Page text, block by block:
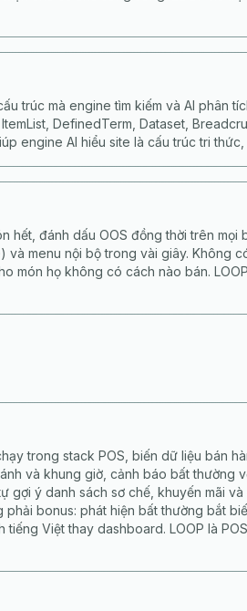
trúc mà engine tìm kiếm và AI phân
DefinedTerm, Dataset,
engine AI hiểu site là cấu trúc tri
hết, đánh dấu OOS đồng thời trên mọi
menu nội bộ trong vài giây. Không
món họ không có cách nào bán.
trong stack POS, biến dữ liệu bán
và khung giờ, cảnh báo bất thường
gợi ý danh sách sơ chế, khuyến mãi
phải bonus: phát hiện bất thường bắt
Việt thay dashboard. LOOP là